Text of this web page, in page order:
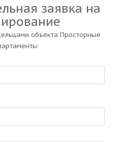
заявка на
объекта Просторные